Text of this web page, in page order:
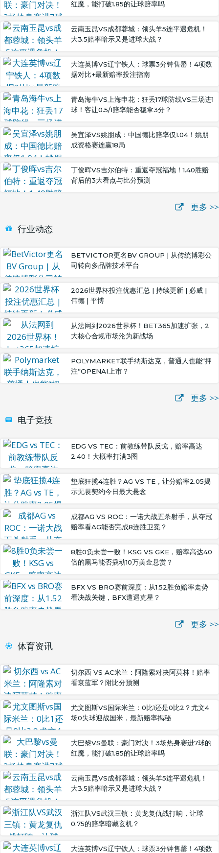
红魔，能打破1.85的让球赔率吗
云南玉昆VS成都蓉城：领头羊5连平遇危机！
大3.5赔率暗示又是进球大战？
大连英博VS辽宁铁人：球票3分钟售罄！4项数
据对比+最新赔率投注指南
青岛海牛VS上海申花：狂丢17球防线VS三场进1
球！客让0.5/1赔率能否稳拿3分？
吴宜泽VS姚朋成：中国德比赔率仅1.04！姚朋
成资格赛连赢18局
丁俊晖VS吉尔伯特：重返夺冠福地！1.40胜赔
背后的3大看点与比分预测
更多 >>
行业动态
BETVICTOR更名BV GROUP | 从传统博彩公
司转向多品牌技术平台
2026世界杯投注优惠汇总 | 持续更新 | 必威 |
伟德 | 平博
从法网到2026世界杯！BET365加速扩张，2
大核心合规市场沦为新战场
POLYMARKET联手纳斯达克，普通人也能“押
注”OPENAI上市？
更多 >>
电子竞技
EDG VS TEC：前教练带队反戈，赔率高达
2.40！大概率打满3图
垫底狂揽4连胜？AG VS TE，让分赔率2.05揭
示无畏契约今日最大悬念
成都AG VS ROC：一诺大战五杀射手，从夺冠
赔率看AG能否完成8连胜卫冕？
8胜0负未尝一败！KSG VS GKE，赔率高达40
倍的黑马能否撬动10万美金悬赏？
BFX VS BRO赛前深度：从1.52胜负赔率走势
看决战关键，BFX遭遇克星？
更多 >>
体育资讯
切尔西 VS AC米兰：阿隆索对决阿莫林！赔率
看衰蓝军？附比分预测
尤文图斯VS国际米兰：0比1还是0比2？尤文4
场0失球迎战国米，最新赔率揭秘
大巴黎VS曼联：豪门对决！3场热身赛进7球的
红魔，能打破1.85的让球赔率吗
云南玉昆VS成都蓉城：领头羊5连平遇危机！
大3.5赔率暗示又是进球大战？
浙江队VS武汉三镇：黄龙复仇战打响，让球
0.75的赔率暗藏玄机？
大连英博VS辽宁铁人：球票3分钟售罄！4项数